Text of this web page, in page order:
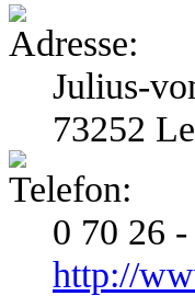
Julius-
73252
0 70 26
http://